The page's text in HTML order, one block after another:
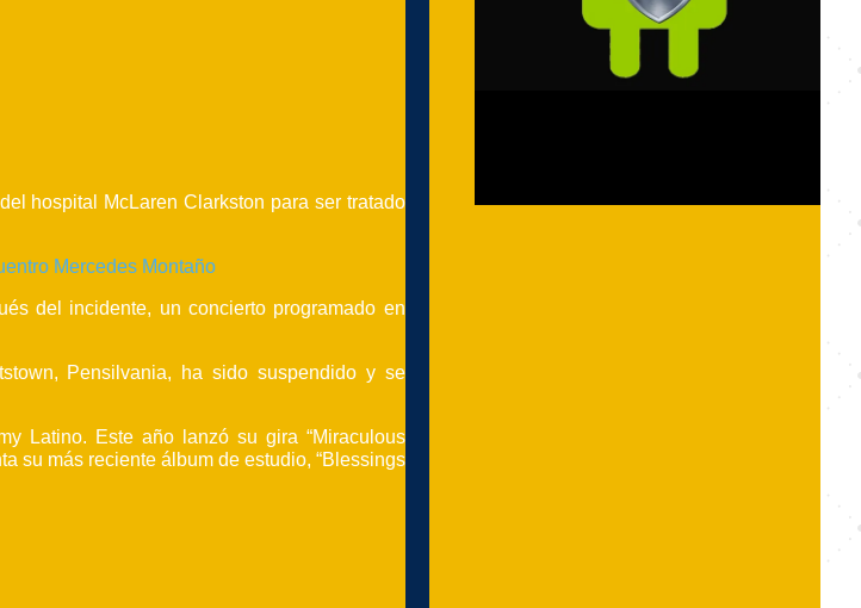
hospital McLaren Clarkston para ser tratado
Mercedes Montaño
del incidente, un concierto programado en
Pensilvania, ha sido suspendido y se
Latino. Este año lanzó su gira “Miraculous
su más reciente álbum de estudio, “Blessings